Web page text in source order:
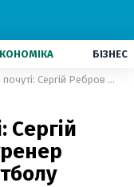
БІЗНЕС
Молитви були почуті: Сергій Ребров – головний тренер збірної України з футболу
Сергій